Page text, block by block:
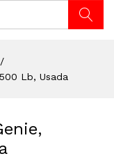
/
Lb, Usada